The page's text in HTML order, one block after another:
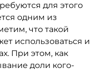
для этого
одним из
что такой
использоваться и
При этом, как
доли кого-